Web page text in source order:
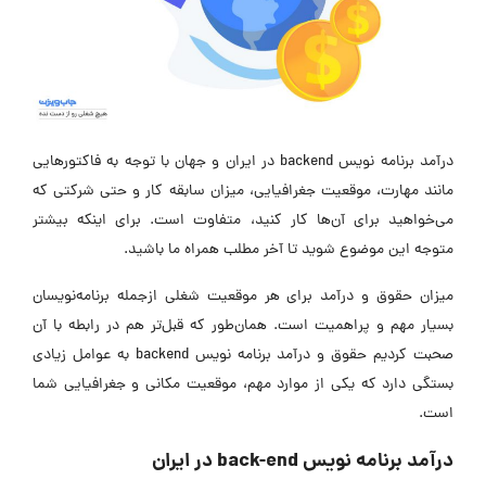
درآمد برنامه نویس backend در ایران و جهان با توجه به فاکتورهایی
مانند مهارت، موقعیت جغرافیایی، میزان سابقه کار و حتی شرکتی که
می‌خواهید برای آن‌ها کار کنید، متفاوت است. برای اینکه بیشتر
متوجه این موضوع شوید تا آخر مطلب همراه ما باشید.
میزان حقوق و درآمد برای هر موقعیت شغلی ازجمله برنامه‌نویسان
بسیار مهم و پراهمیت است. همان‌طور که قبل‌تر هم در رابطه با آن
صحبت کردیم حقوق و درآمد برنامه نویس backend به عوامل زیادی
بستگی دارد که یکی از موارد مهم، موقعیت مکانی و جغرافیایی شما
است.
درآمد برنامه نویس back-end در ایران